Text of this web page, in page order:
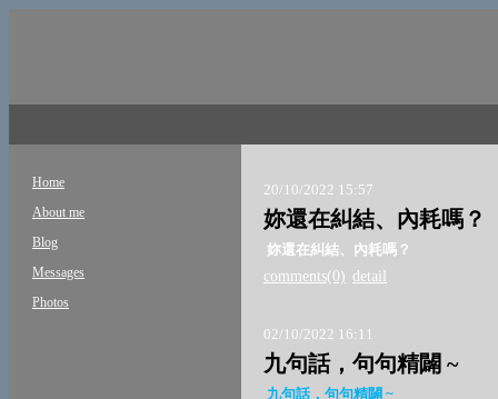
Home
About me
Blog
Messages
Photos
20/10/2022 15:57
妳還在糾結、內耗嗎？
妳還在糾結、內耗嗎？
comments(0) detail
02/10/2022 16:11
九句話，句句精闢 ~
九句話，句句精闢 ~